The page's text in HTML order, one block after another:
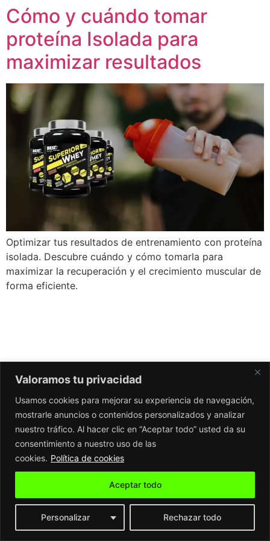
Valoramos tu privacidad
Usamos cookies para mejorar su experiencia de navegación,
mostrarle anuncios o contenidos personalizados y analizar
nuestro tráfico. Al hacer clic en “Aceptar todo” usted da su
consentimiento a nuestro uso de las
cookies. Política de cookies
Personalizar Rechazar todo
Aceptar todo
contenido
Cómo y cuándo tomar
proteína Isolada para
maximizar resultados
Optimizar tus resultados de entrenamiento con proteína
isolada. Descubre cuándo y cómo tomarla para
maximizar la recuperación y el crecimiento muscular de
forma eficiente.